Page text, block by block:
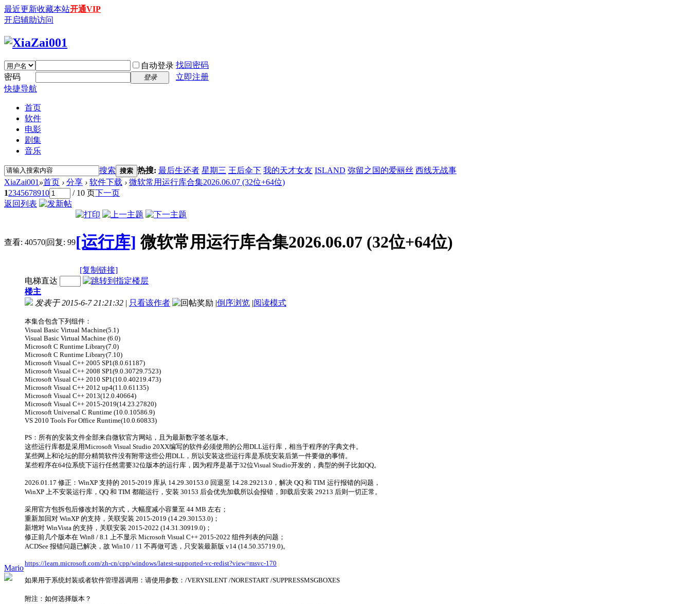
最近更新收藏本站开通VIP
开启辅助访问
自动登录 找回密码
密码
登录
立即注册
快捷导航
首页
软件
电影
剧集
音乐
搜索 搜索 热搜: 最后生还者 星期三 王后伞下 我的天才女友 ISLAND 弥留之国的爱丽丝 西线无战事
XiaZai001 »首页 › 分享 › 软件下载 › 微软常用运行库合集2026.06.07 (32位+64位)
12345678910 / 10 页下一页
返回列表
查看: 40570|回复: 99[运行库] 微软常用运行库合集2026.06.07 (32位+64位)
[复制链接]
Mario
电梯直达
楼主
发表于 2015-6-7 21:21:32 | 只看该作者 |倒序浏览 |阅读模式
本集合包含下列组件：
Visual Basic Virtual Machine(5.1)
Visual Basic Virtual Machine (6.0)
Microsoft C Runtime Library(7.0)
Microsoft C Runtime Library(7.10)
Microsoft Visual C++ 2005 SP1(8.0.61187)
Microsoft Visual C++ 2008 SP1(9.0.30729.7523)
Microsoft Visual C++ 2010 SP1(10.0.40219.473)
Microsoft Visual C++ 2012 up4(11.0.61135)
Microsoft Visual C++ 2013(12.0.40664)
Microsoft Visual C++ 2015-2019(14.23.27820)
Microsoft Universal C Runtime (10.0.10586.9)
VS 2010 Tools For Office Runtime(10.0.60833)
PS：所有的安装文件全部来自微软官方网站，且为最新数字签名版本。
这些运行库都是采用Microsoft Visual Studio 20XX编写的软件必须使用的公用DLL运行库，相当于程序的字典文件。
某些网上和论坛的部分精简软件没有附带这些公用DLL，所以安装这些运行库是系统安装后第一件要做的事情。
某些程序在64位系统下运行任然需要32位版本的运行库，因为程序是基于32位Visual Studio开发的，典型的例子比如QQ。
2026.01.17 修正：WinXP 支持的 2015-2019 库从 14.29.30153.0 回退至 14.28.29213.0，解决 QQ 和 TIM 运行报错的问题，
WinXP 上不安装运行库，QQ 和 TIM 都能运行，安装 30153 后会优先加载所以会报错，卸载后安装 29213 后则一切正常。
采用官方包拆包后修改封装的方式，大幅度减小容量至 44 MB 左右；
重新加回对 WinXP 的支持，关联安装 2015-2019 (14.29.30153.0)；
新增对 WinVista 的支持，关联安装 2015-2022 (14.31.30919.0)；
修正前几个版本在 Win8 / 8.1 上不显示 Microsoft Visual C++ 2015-2022 组件列表的问题；
ACDSee 报错问题已解决，故 Win10 / 11 不再做可选，只安装最新版 v14 (14.50.35719.0)。
https://learn.microsoft.com/zh-cn/cpp/windows/latest-supported-vc-redist?view=msvc-170
如果用于系统封装或者软件管理器调用：请使用参数：/VERYSILENT /NORESTART /SUPPRESSMSGBOXES
附注：如何选择版本？